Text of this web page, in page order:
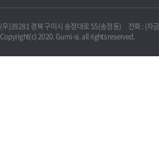
(우)39281 경북 구미시 송정대로 55(송정동) 전화 : (
Copyright(c) 2020. Gumi-si. all rights reserved.